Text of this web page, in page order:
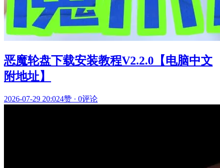
恶魔轮盘下载安装教程V2.2.0【电脑中文
附地址】
2026-07-29 20:024赞 · 0评论